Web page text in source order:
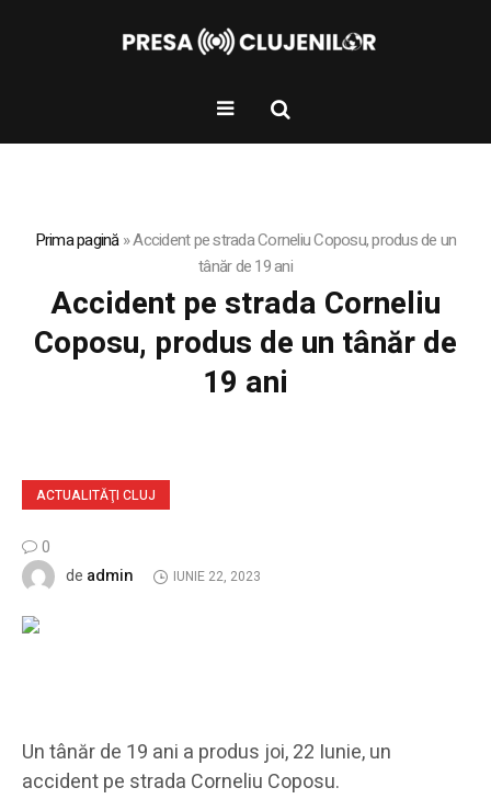
Prima pagină»Accident pe strada Corneliu Coposu, produs de un
tânăr de 19 ani
Accident pe strada Corneliu
Coposu, produs de un tânăr de
19 ani
ACTUALITĂŢI CLUJ
0
de admin IUNIE 22, 2023
Un tânăr de 19 ani a produs joi, 22 Iunie, un
accident pe strada Corneliu Coposu.